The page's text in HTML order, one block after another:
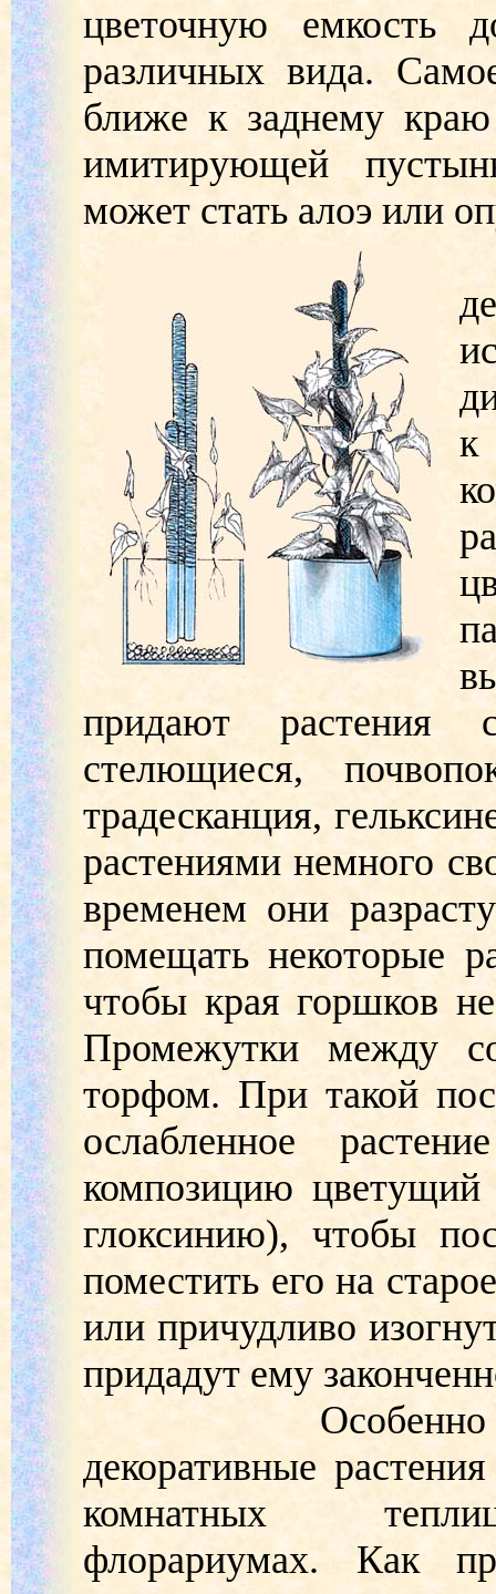
цветочную емкость
различных вида.
ближе к заднему
имитирующей
может стать алоэ или
к
придают
стелющиеся,
традесканция,
растениями немного
временем они
помещать некоторые
чтобы края горшков
Промежутки между
торфом. При такой
ослабленное
композицию цветущий
глоксинию), чтобы
поместить его на
или причудливо
придадут ему
Особенно
декоративные
комнатных
флорариумах. Как